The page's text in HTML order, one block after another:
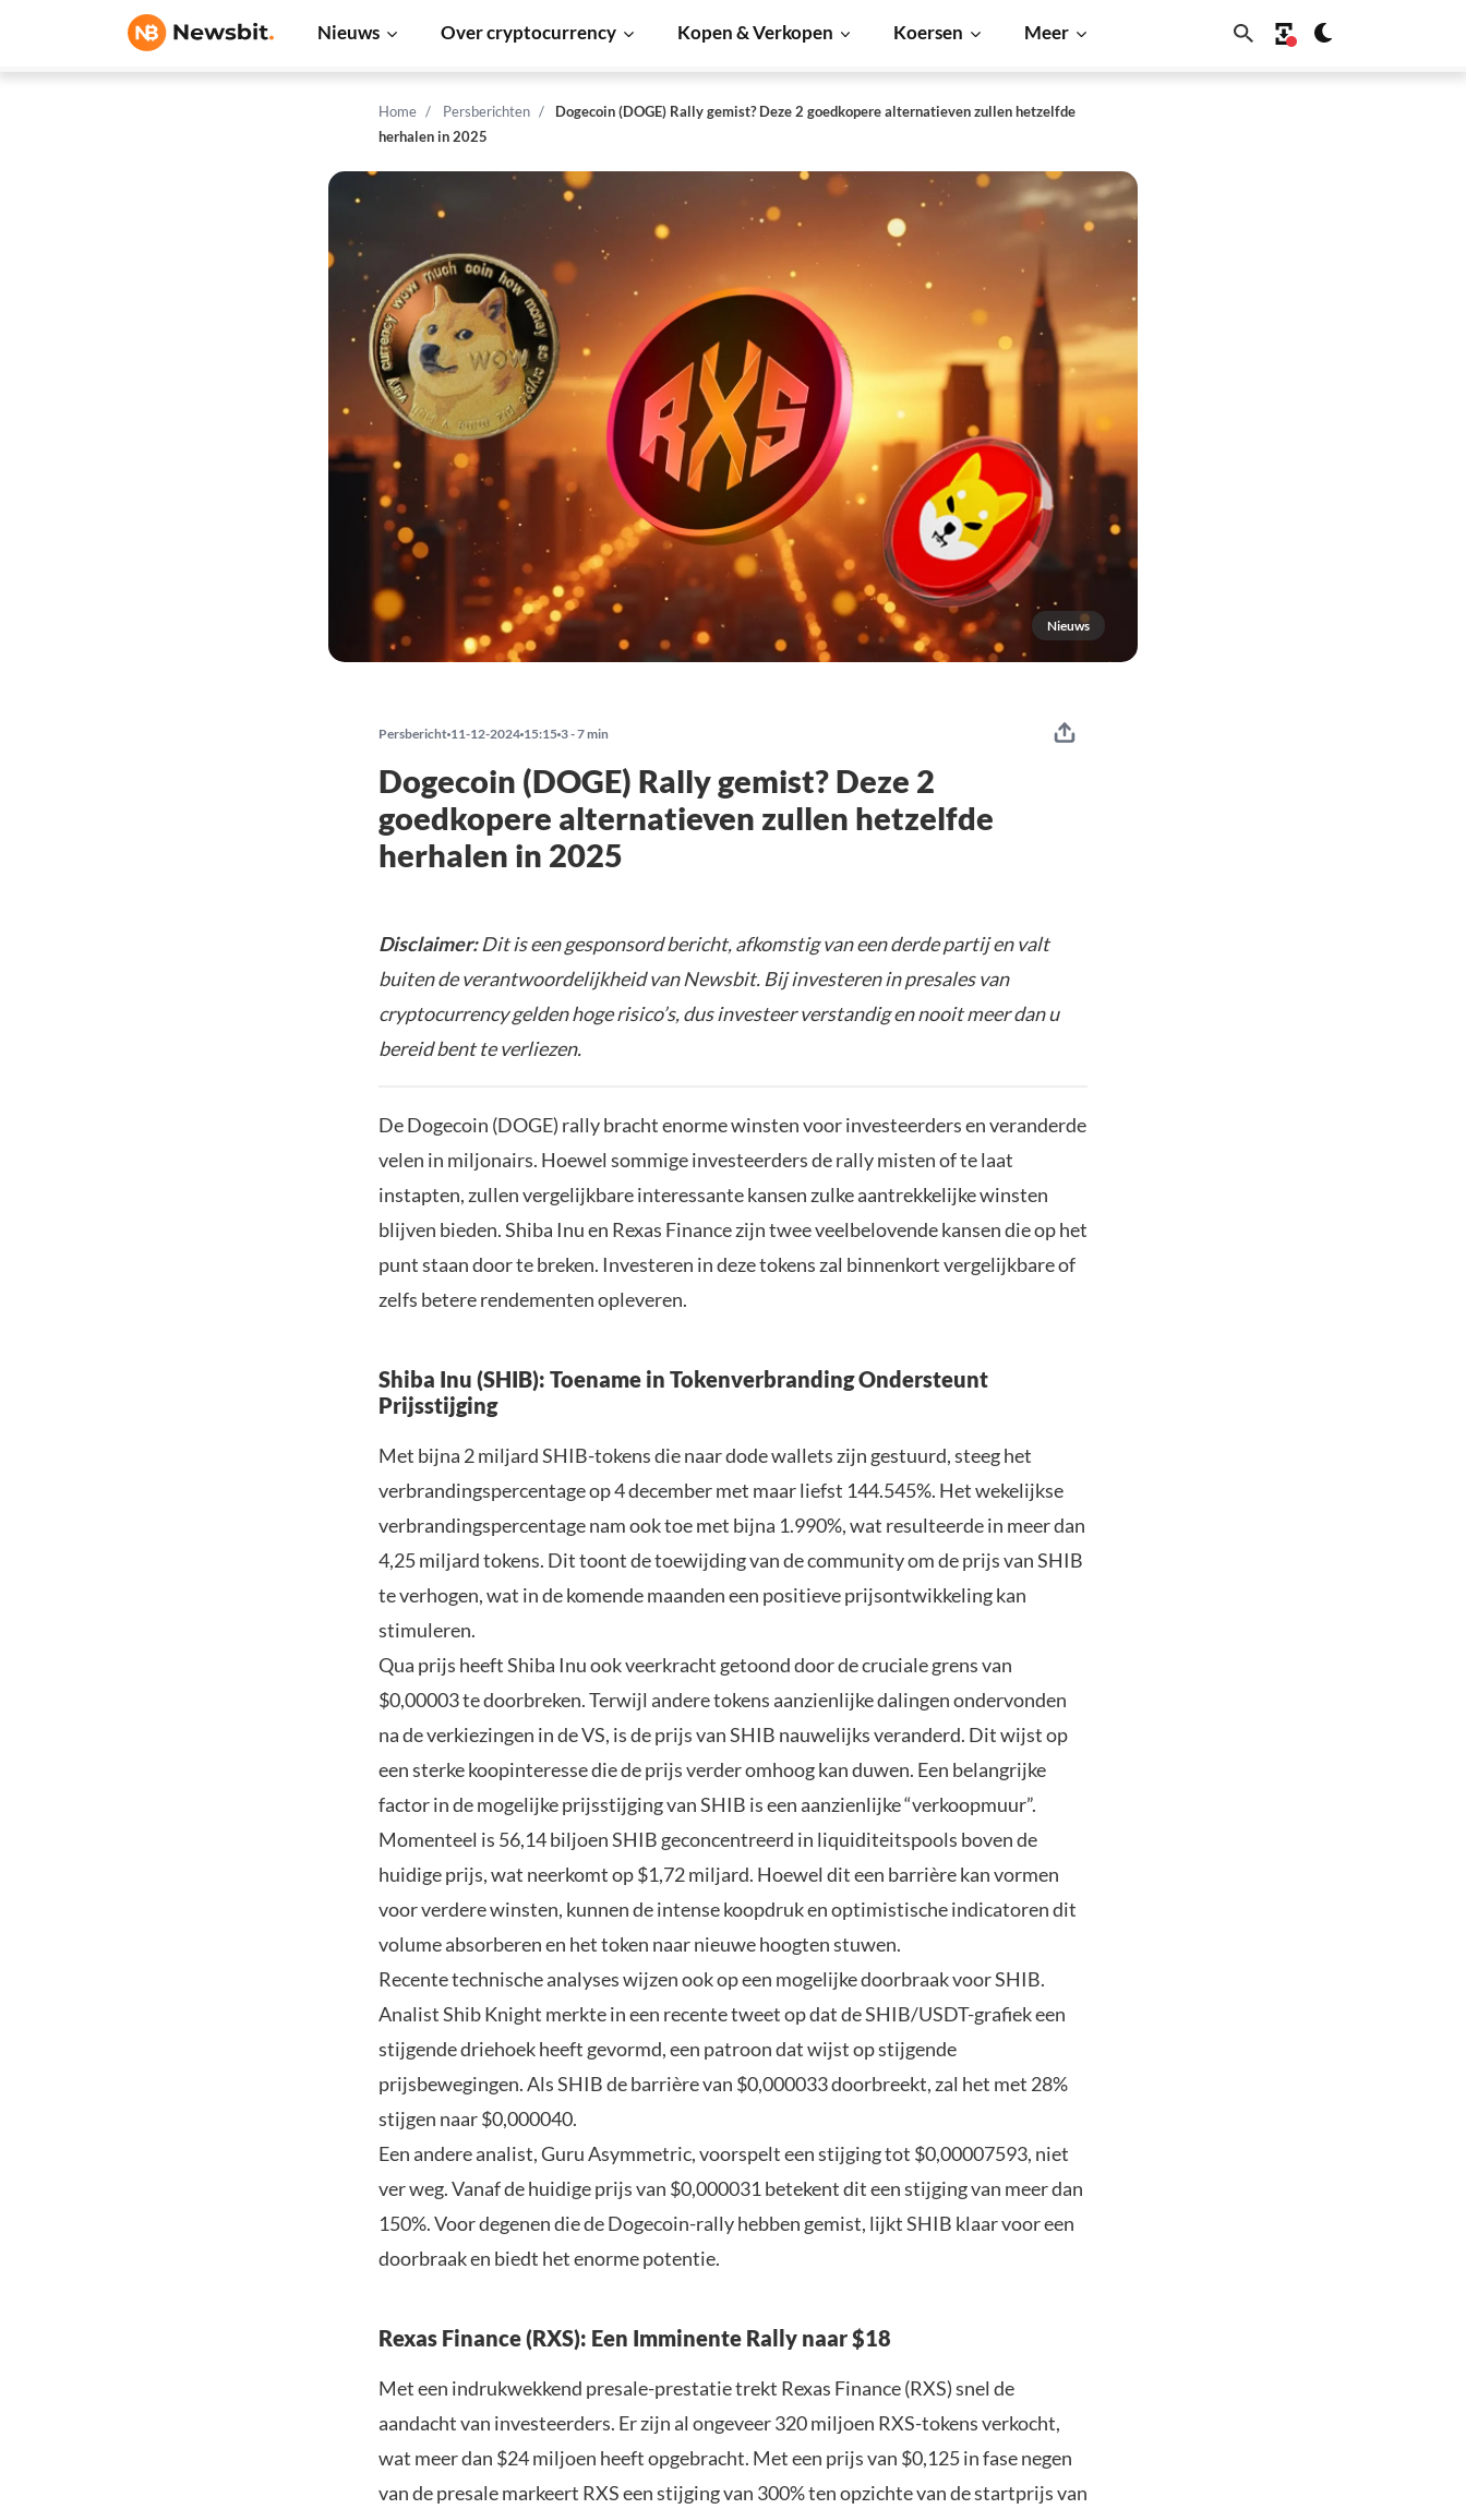
Nieuws Over cryptocurrency Kopen & Verkopen Koersen Meer
Home Persberichten
Dogecoin (DOGE) Rally gemist? Deze 2 goedkopere alternatieven zullen hetzelfde
herhalen in 2025
Nieuws
Persbericht 11-12-2024 15:15 3 - 7 min
Dogecoin (DOGE) Rally gemist? Deze 2
goedkopere alternatieven zullen hetzelfde
herhalen in 2025
Disclaimer:Dit is een gesponsord bericht, afkomstig van een derde partij en valt
buiten de verantwoordelijkheid van Newsbit. Bij investeren in presales van
cryptocurrency gelden hoge risico’s, dus investeer verstandig en nooit meer dan u
bereid bent te verliezen.
De Dogecoin (DOGE) rally bracht enorme winsten voor investeerders en veranderde
velen in miljonairs. Hoewel sommige investeerders de rally misten of te laat
instapten, zullen vergelijkbare interessante kansen zulke aantrekkelijke winsten
blijven bieden. Shiba Inu en Rexas Finance zijn twee veelbelovende kansen die op het
punt staan door te breken. Investeren in deze tokens zal binnenkort vergelijkbare of
zelfs betere rendementen opleveren.
Shiba Inu (SHIB): Toename in Tokenverbranding Ondersteunt
Prijsstijging
Met bijna 2 miljard SHIB-tokens die naar dode wallets zijn gestuurd, steeg het
verbrandingspercentage op 4 december met maar liefst 144.545%. Het wekelijkse
verbrandingspercentage nam ook toe met bijna 1.990%, wat resulteerde in meer dan
4,25 miljard tokens. Dit toont de toewijding van de community om de prijs van SHIB
te verhogen, wat in de komende maanden een positieve prijsontwikkeling kan
stimuleren.
Qua prijs heeft Shiba Inu ook veerkracht getoond door de cruciale grens van
$0,00003 te doorbreken. Terwijl andere tokens aanzienlijke dalingen ondervonden
na de verkiezingen in de VS, is de prijs van SHIB nauwelijks veranderd. Dit wijst op
een sterke koopinteresse die de prijs verder omhoog kan duwen. Een belangrijke
factor in de mogelijke prijsstijging van SHIB is een aanzienlijke “verkoopmuur”.
Momenteel is 56,14 biljoen SHIB geconcentreerd in liquiditeitspools boven de
huidige prijs, wat neerkomt op $1,72 miljard. Hoewel dit een barrière kan vormen
voor verdere winsten, kunnen de intense koopdruk en optimistische indicatoren dit
volume absorberen en het token naar nieuwe hoogten stuwen.
Recente technische analyses wijzen ook op een mogelijke doorbraak voor SHIB.
Analist Shib Knight merkte in een recente tweet op dat de SHIB/USDT-grafiek een
stijgende driehoek heeft gevormd, een patroon dat wijst op stijgende
prijsbewegingen. Als SHIB de barrière van $0,000033 doorbreekt, zal het met 28%
stijgen naar $0,000040.
Een andere analist, Guru Asymmetric, voorspelt een stijging tot $0,00007593, niet
ver weg. Vanaf de huidige prijs van $0,000031 betekent dit een stijging van meer dan
150%. Voor degenen die de Dogecoin-rally hebben gemist, lijkt SHIB klaar voor een
doorbraak en biedt het enorme potentie.
Rexas Finance (RXS): Een Imminente Rally naar $18
Met een indrukwekkend presale-prestatie trekt Rexas Finance (RXS) snel de
aandacht van investeerders. Er zijn al ongeveer 320 miljoen RXS-tokens verkocht,
wat meer dan $24 miljoen heeft opgebracht. Met een prijs van $0,125 in fase negen
van de presale markeert RXS een stijging van 300% ten opzichte van de startprijs van